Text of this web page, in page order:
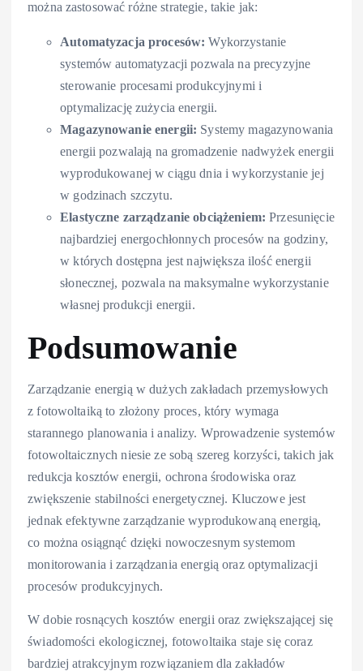
można zastosować różne strategie, takie jak:
Automatyzacja procesów: Wykorzystanie
systemów automatyzacji pozwala na precyzyjne
sterowanie procesami produkcyjnymi i
optymalizację zużycia energii.
Magazynowanie energii: Systemy magazynowania
energii pozwalają na gromadzenie nadwyżek energii
wyprodukowanej w ciągu dnia i wykorzystanie jej
w godzinach szczytu.
Elastyczne zarządzanie obciążeniem: Przesunięcie
najbardziej energochłonnych procesów na godziny,
w których dostępna jest największa ilość energii
słonecznej, pozwala na maksymalne wykorzystanie
własnej produkcji energii.
Podsumowanie
Zarządzanie energią w dużych zakładach przemysłowych
z fotowoltaiką to złożony proces, który wymaga
starannego planowania i analizy. Wprowadzenie systemów
fotowoltaicznych niesie ze sobą szereg korzyści, takich jak
redukcja kosztów energii, ochrona środowiska oraz
zwiększenie stabilności energetycznej. Kluczowe jest
jednak efektywne zarządzanie wyprodukowaną energią,
co można osiągnąć dzięki nowoczesnym systemom
monitorowania i zarządzania energią oraz optymalizacji
procesów produkcyjnych.
W dobie rosnących kosztów energii oraz zwiększającej się
świadomości ekologicznej, fotowoltaika staje się coraz
bardziej atrakcyjnym rozwiązaniem dla zakładów